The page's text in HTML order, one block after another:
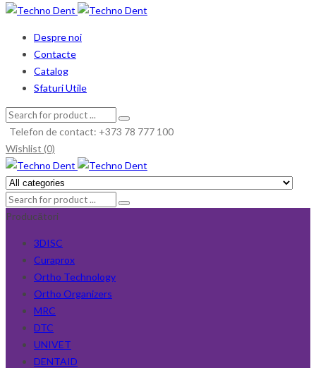
Despre noi
Contacte
Catalog
Sfaturi Utile
Telefon de contact: +373 78 777 100
Wishlist (0)
Producători
3DISC
Curaprox
Ortho Technology
Ortho Organizers
MRC
DTC
UNIVET
DENTAID